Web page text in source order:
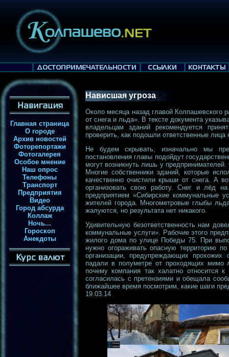
Главная страница
О городе
Архив новостей
Фоторепортажи
Фотогалерея
Особое мнение
Наш опрос
Телефоны
Транспорт
Предприятия
Видео
Город абсурда
Коллаж
Ночь...
Гороскоп
Анекдоты
Нависшая угроза
Около месяца назад главой Колпашевского
от снега и льда». В тексте документа
владельцам зданий рекомендуется
проверить, как подошли ответственные
Не будем скрывать, изначально мы
постановления главы подойдут
могут возникнуть лишь у
Многие собственники зданий, которые
качественно очистили крыши от снега. А
организовать свою работу. Снег и лёд
предприятием «Сибирские коммунальные
жителей города. Многометровые глыбы
жалуются, но результата нет никакого.
Удивительную безответственность нам
коммунальные услуги». Рабочие этого
жилого дома по улице Победы 75. При
нужно огораживать опасную территорию
организации, предупреждающих
падали в полуметре от проходящих мимо
почему компания так халатно относится
согласилась с претензиями и обещала
ближайшее время посмотрим, какие шаги
19.03.14